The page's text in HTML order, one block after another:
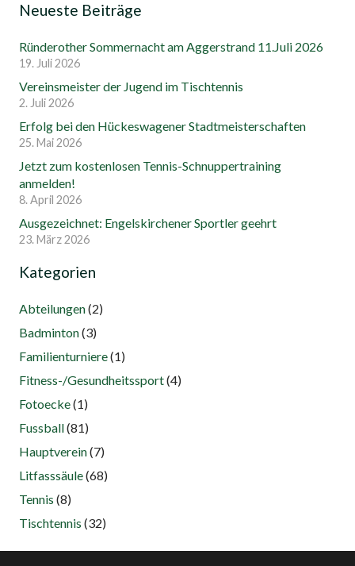
Neueste Beiträge
Ründerother Sommernacht am Aggerstrand 11.Juli 2026
19. Juli 2026
Vereinsmeister der Jugend im Tischtennis
2. Juli 2026
Erfolg bei den Hückeswagener Stadtmeisterschaften
25. Mai 2026
Jetzt zum kostenlosen Tennis-Schnuppertraining
anmelden!
8. April 2026
Ausgezeichnet: Engelskirchener Sportler geehrt
23. März 2026
Kategorien
Abteilungen(2)
Badminton(3)
Familienturniere(1)
Fitness-/Gesundheitssport(4)
Fotoecke(1)
Fussball(81)
Hauptverein(7)
Litfasssäule(68)
Tennis (8)
Tischtennis (32)